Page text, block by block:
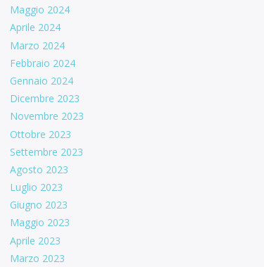
Maggio 2024
Aprile 2024
Marzo 2024
Febbraio 2024
Gennaio 2024
Dicembre 2023
Novembre 2023
Ottobre 2023
Settembre 2023
Agosto 2023
Luglio 2023
Giugno 2023
Maggio 2023
Aprile 2023
Marzo 2023